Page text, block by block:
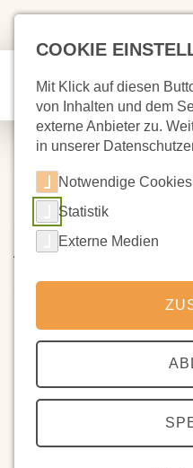
12.08.2025
Aufsichtsrat
sucht
Unser langjähriger
und satzungsgemäß in
Fördervereins aus. Nun gilt
COOKIE
Mit Klick auf diesen
von Inhalten und dem
externe Anbieter zu.
in unserer
Notwendige Cookies
Statistik
Externe Medien